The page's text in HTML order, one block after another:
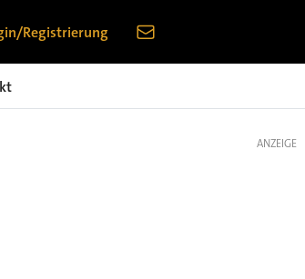
Registrierung
ANZEIGE